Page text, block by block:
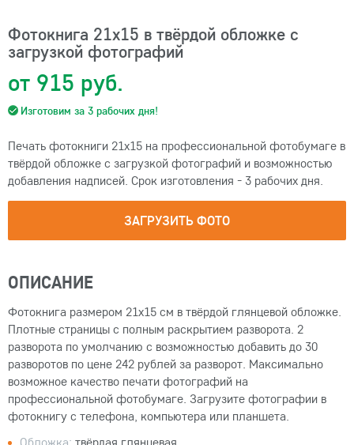
Фотокнига 21х15 в твёрдой обложке с
загрузкой фотографий
от 915 руб.
Изготовим за 3 рабочих дня!
Печать фотокниги 21х15 на профессиональной фотобумаге в
твёрдой обложке с загрузкой фотографий и возможностью
добавления надписей. Срок изготовления - 3 рабочих дня.
ЗАГРУЗИТЬ ФОТО
ОПИСАНИЕ
Фотокнига размером 21х15 см в твёрдой глянцевой обложке.
Плотные страницы с полным раскрытием разворота. 2
разворота по умолчанию с возможностью добавить до 30
разворотов по цене 242 рублей за разворот. Максимально
возможное качество печати фотографий на
профессиональной фотобумаге. Загрузите фотографии в
фотокнигу с телефона, компьютера или планшета.
Обложка: твёрдая глянцевая.